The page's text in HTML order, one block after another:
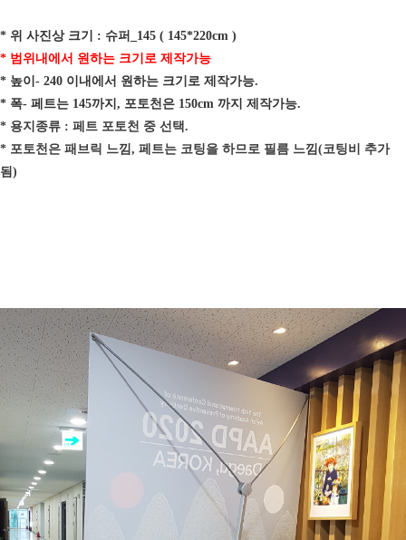
* 위 사진상 크기 : 슈퍼_145 ( 145*220cm )
* 범위내에서 원하는 크기로 제작가능
* 높이- 240 이내에서 원하는 크기로 제작가능.
* 폭- 페트는 145까지, 포토천은 150cm 까지 제작가능.
* 용지종류 : 페트 포토천 중 선택.
* 포토천은 패브릭 느낌, 페트는 코팅을 하므로 필름 느낌(코팅비 추가
됨)